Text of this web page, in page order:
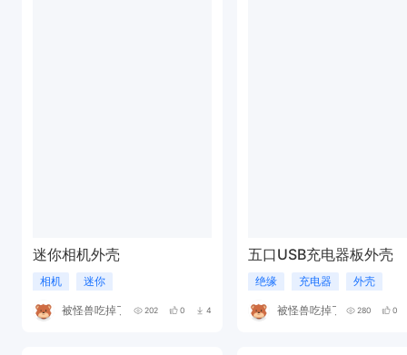
迷你相机外壳
相机 迷你
被怪兽吃掉了 202 0 4
五口USB充电器板外壳
绝缘 充电器 外壳
被怪兽吃掉了 280 0